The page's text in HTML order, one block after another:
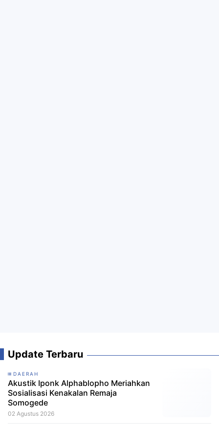
Update Terbaru
DAERAH
Akustik Iponk Alphablopho Meriahkan
Sosialisasi Kenakalan Remaja
Somogede
02 Agustus 2026